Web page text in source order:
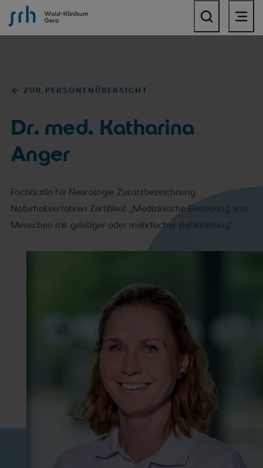
SRH Wald-Klinikum Gera
ZUR PERSONENÜBERSICHT
Dr. med. Katharina
Anger
Fachärztin für Neurologie Zusatzbezeichnung
Naturheilverfahren Zertifikat „Medizinische Betreuung von
Menschen mit geistiger oder mehrfacher Behinderung"